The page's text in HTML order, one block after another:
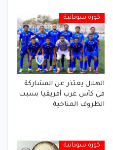
كورة سودانية
الهلال يعتذر عن المشاركة
في كأس غرب أفريقيا بسبب
الظروف المناخية
كورة سودانية